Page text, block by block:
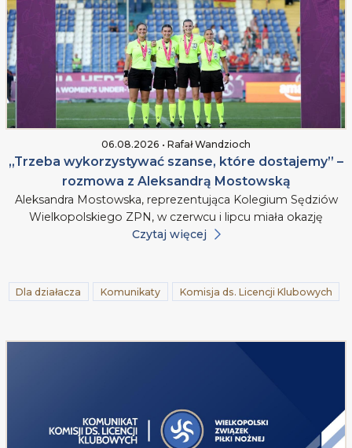
06.08.2026 • Rafał Wandzioch
„Trzeba wykorzystywać szanse, które dostajemy” –
rozmowa z Aleksandrą Mostowską
Aleksandra Mostowska, reprezentująca Kolegium Sędziów
Wielkopolskiego ZPN, w czerwcu i lipcu miała okazję
Czytaj więcej
Dla działacza Komunikaty Komisja ds. Licencji Klubowych